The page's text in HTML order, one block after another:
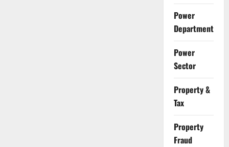
Power
Department
Power
Sector
Property &
Tax
Property
Fraud